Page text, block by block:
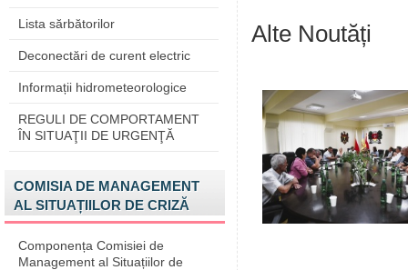
Lista sărbătorilor
Deconectări de curent electric
Informații hidrometeorologice
REGULI DE COMPORTAMENT
ÎN SITUAŢII DE URGENŢĂ
COMISIA DE MANAGEMENT
AL SITUAȚIILOR DE CRIZĂ
Componența Comisiei de
Management al Situațiilor de
Alte Noutăți